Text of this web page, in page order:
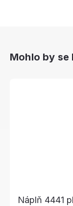
Mohlo by se
Náplň 4441